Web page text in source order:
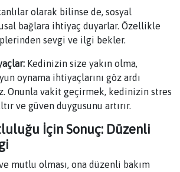
olarak bilinse de, sosyal
bağlara ihtiyaç duyarlar. Özellikle
sevgi ve ilgi bekler.
Kedinizin size yakın olma,
oynama ihtiyaçlarını göz ardı
Onunla vakit geçirmek, kedinizin stres
ve güven duygusunu artırır.
İçin Sonuç: Düzenli
mutlu olması, ona düzenli bakım